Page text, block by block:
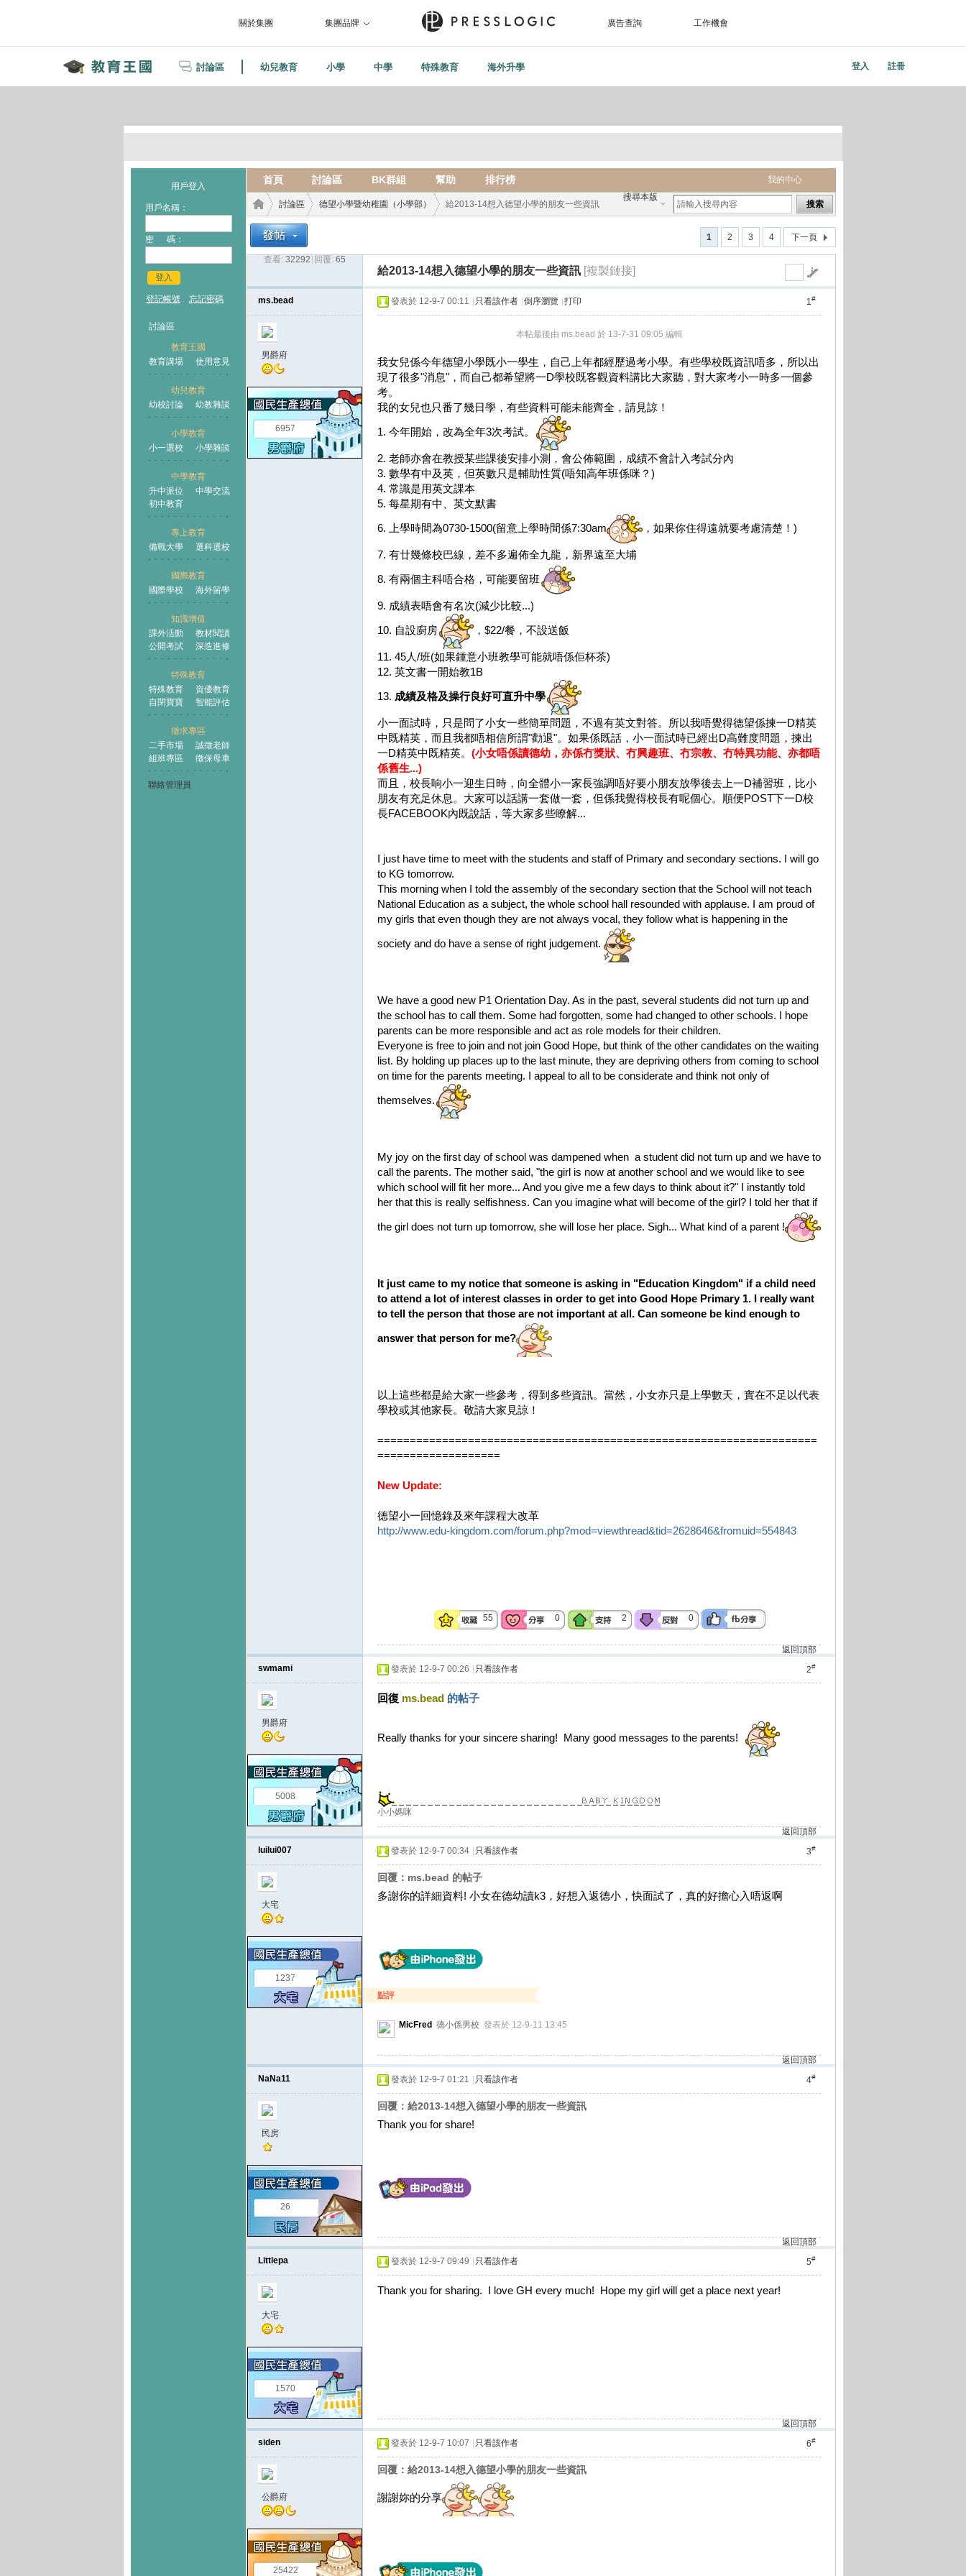
關於集團 集團品牌 廣告查詢 工作機會
討論區 幼兒教育 小學 中學 特殊教育 海外升學 登入 註冊
用戶登入
用戶名稱：
密 碼：
登入
登記帳號 忘記密碼
討論區
教育王國
教育講場
使用意見
幼兒教育
幼校討論
幼教雜談
小學教育
小一選校
小學雜談
中學教育
升中派位
中學交流
初中教育
專上教育
備戰大學
選科選校
國際教育
國際學校
海外留學
知識增值
課外活動
教材閱讀
公開考試
深造進修
特殊教育
特殊教育
資優教育
自閉寶寶
智能評估
徵求專區
二手市場
誠徵老師
組班專區
徵保母車
聯絡管理員
我的中心
首頁 討論區 BK群組 幫助 排行榜
搜尋本版
搜索
教育
王國
›
討論區
›
德望小學暨幼稚園（小學部）
›
給2013-14想入德望小學的朋友一些資訊
1 2 3 4 下一頁
查看: 32292 回覆: 65
給2013-14想入德望小學的朋友一些資訊 [複製鏈接]
ms.bead
男爵府
6957
1#
發表於 12-9-7 00:11 只看該作者 倒序瀏覽 打印
本帖最後由 ms.bead 於 13-7-31 09:05 編輯
我女兒係今年德望小學既小一學生，自己上年都經歷過考小學。有些學校既資訊唔多，所以出
現了很多"消息"，而自己都希望將一D學校既客觀資料講比大家聽，對大家考小一時多一個參
考。
我的女兒也只番了幾日學，有些資料可能未能齊全，請見諒！
1. 今年開始，改為全年3次考試。
2. 老師亦會在教授某些課後安排小測，會公佈範圍，成績不會計入考試分內
3. 數學有中及英，但英數只是輔助性質(唔知高年班係咪？)
4. 常識是用英文課本
5. 每星期有中、英文默書
6. 上學時間為0730-1500(留意上學時間係7:30am
，如果你住得遠就要考慮清楚！)
7. 有廿幾條校巴線，差不多遍佈全九龍，新界遠至大埔
8. 有兩個主科唔合格，可能要留班
9. 成績表唔會有名次(減少比較...)
10. 自設廚房
，$22/餐，不設送飯
11. 45人/班(如果鍾意小班教學可能就唔係佢杯茶)
12. 英文書一開始教1B
13. 成績及格及操行良好可直升中學
小一面試時，只是問了小女一些簡單問題，不過有英文對答。所以我唔覺得德望係揀一D精英
中既精英，而且我都唔相信所謂"勸退"。如果係既話，小一面試時已經出D高難度問題，揀出
一D精英中既精英。 (小女唔係讀德幼，亦係冇獎狀、冇興趣班、冇宗教、冇特異功能、亦都唔
係舊生...)
而且，校長响小一迎生日時，向全體小一家長強調唔好要小朋友放學後去上一D補習班，比小
朋友有充足休息。大家可以話講一套做一套，但係我覺得校長有呢個心。順便POST下一D校
長FACEBOOK內既說話，等大家多些瞭解...
I just have time to meet with the students and staff of Primary and secondary sections. I will go
to KG tomorrow.
This morning when I told the assembly of the secondary section that the School will not teach
National Education as a subject, the whole school hall resounded with applause. I am proud of
my girls that even though they are not always vocal, they follow what is happening in the
society and do have a sense of right judgement.
We have a good new P1 Orientation Day. As in the past, several students did not turn up and
the school has to call them. Some had forgotten, some had changed to other schools. I hope
parents can be more responsible and act as role models for their children.
Everyone is free to join and not join Good Hope, but think of the other candidates on the waiting
list. By holding up places up to the last minute, they are depriving others from coming to school
on time for the parents meeting. I appeal to all to be considerate and think not only of
themselves.
My joy on the first day of school was dampened when a student did not turn up and we have to
call the parents. The mother said, "the girl is now at another school and we would like to see
which school will fit her more... And you give me a few days to think about it?" I instantly told
her that this is really selfishness. Can you imagine what will become of the girl? I told her that if
the girl does not turn up tomorrow, she will lose her place. Sigh... What kind of a parent !
It just came to my notice that someone is asking in "Education Kingdom" if a child need
to attend a lot of interest classes in order to get into Good Hope Primary 1. I really want
to tell the person that those are not important at all. Can someone be kind enough to
answer that person for me?
以上這些都是給大家一些參考，得到多些資訊。當然，小女亦只是上學數天，實在不足以代表
學校或其他家長。敬請大家見諒！
====================================================================
===================
New Update:
德望小一回憶錄及來年課程大改革
http://www.edu-kingdom.com/forum.php?mod=viewthread&tid=2628646&fromuid=554843
55 0 2 0
返回頂部
swmami
男爵府
5008
2#
發表於 12-9-7 00:26 只看該作者
回復 ms.bead 的帖子
Really thanks for your sincere sharing! Many good messages to the parents!
小小媽咪
返回頂部
luilui007
大宅
1237
3#
發表於 12-9-7 00:34 只看該作者
回覆：ms.bead 的帖子
多謝你的詳細資料! 小女在德幼讀k3，好想入返德小，快面試了，真的好擔心入唔返啊
點評
MicFred 德小係男校 發表於 12-9-11 13:45
返回頂部
NaNa11
民房
26
4#
發表於 12-9-7 01:21 只看該作者
回覆：給2013-14想入德望小學的朋友一些資訊
Thank you for share!
返回頂部
Littlepa
大宅
1570
5#
發表於 12-9-7 09:49 只看該作者
Thank you for sharing. I love GH every much! Hope my girl will get a place next year!
返回頂部
siden
公爵府
25422
6#
發表於 12-9-7 10:07 只看該作者
回覆：給2013-14想入德望小學的朋友一些資訊
謝謝妳的分享